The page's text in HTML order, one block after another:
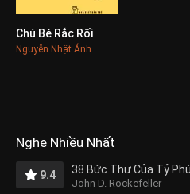
Chú Bé Rắc Rối
Nguyễn Nhật Ánh
Nghe Nhiều Nhất
9.4 38 Bức Thư Của Tỷ
John D. Rockefeller